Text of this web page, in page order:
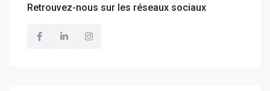
Retrouvez-nous sur les réseaux sociaux